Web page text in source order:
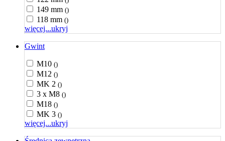
149 mm ()
118 mm ()
więcej...ukryj
Gwint
M10 ()
M12 ()
MK 2 ()
3 x M8 ()
M18 ()
MK 3 ()
więcej...ukryj